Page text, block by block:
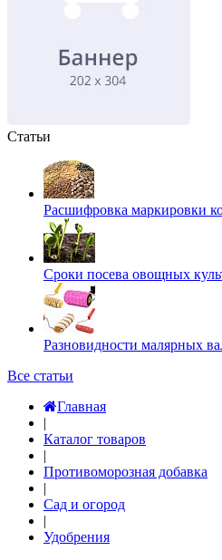
Статьи
Расшифровка маркировки
Сроки посева овощных
Разновидности малярных
Все статьи
Главная
|
Каталог товаров
|
Противоморозная добавка
|
Сад и огород
|
Удобрения